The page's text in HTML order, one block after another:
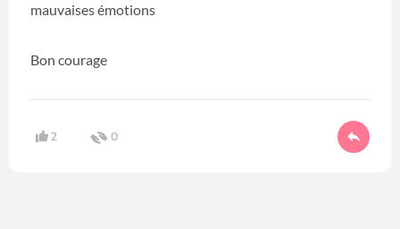
mauvaises émotions
Bon courage
2 0